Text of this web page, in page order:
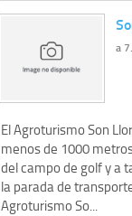
a
El Agroturismo Son
menos de 1000
del campo de golf y a
la parada de
Agroturismo So...